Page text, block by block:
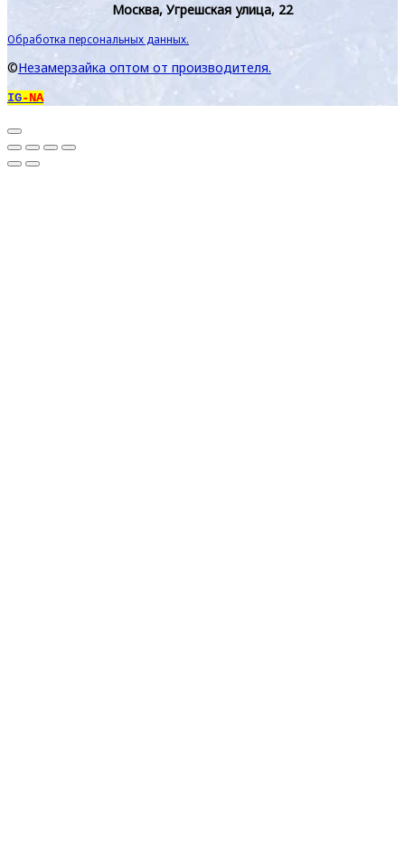
Москва, Угрешская улица, 22
Обработка персональных данных.
©Незамерзайка оптом от производителя.
IG-NA